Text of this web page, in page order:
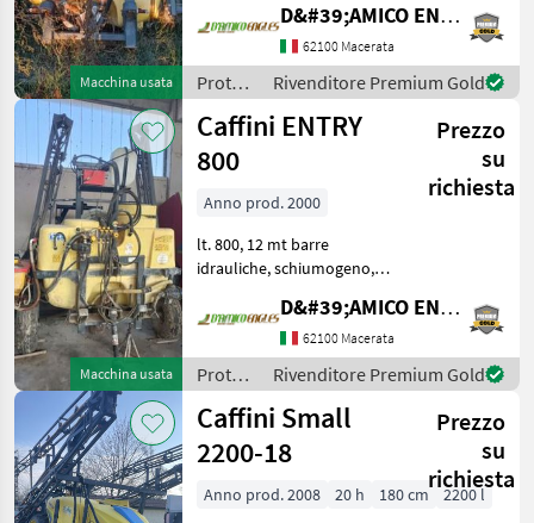
Macchina usata
settori a comandi elettrici -
anno: 2003- Tipo di
costruzione: Portato
Protezione piante
D&#39;AMICO ENGLES SRL
62100 Macerata
Protezione
piante
/
Caffini
Rivenditore Premium Gold
Macchina usata
Caffini ENTRY
800
Prezzo
su
richiesta
Anno prod. 2000
lt. 800, 12 mt barre
idrauliche, schiumogeno,
cardano, trainata e portata,
anno: 2000 Tipo di
costruzione: Portato
Protezione piante Polve
D&#39;AMICO ENGLES SRL
62100 Macerata
Protezione
piante
/
Caffini
Rivenditore Premium Gold
Caffini Small
2200-18
Prezzo
su
richiesta
Anno prod. 2008 20 h 180 cm
2200 l